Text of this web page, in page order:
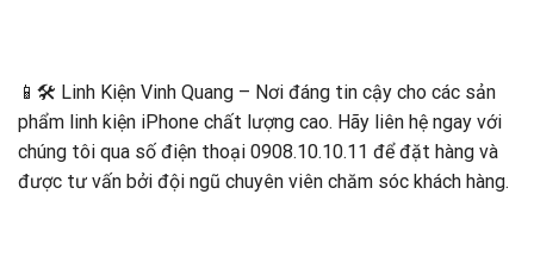
📱🛠️ Linh Kiện Vinh Quang – Nơi đáng tin cậy cho các sản
phẩm linh kiện iPhone chất lượng cao. Hãy liên hệ ngay với
chúng tôi qua số điện thoại 0908.10.10.11 để đặt hàng và
được tư vấn bởi đội ngũ chuyên viên chăm sóc khách hàng.